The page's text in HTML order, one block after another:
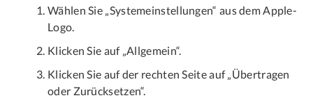
Wählen Sie „Systemeinstellungen“ aus dem Apple-
Logo.
Klicken Sie auf „Allgemein“.
Klicken Sie auf der rechten Seite auf „Übertragen
oder Zurücksetzen“.